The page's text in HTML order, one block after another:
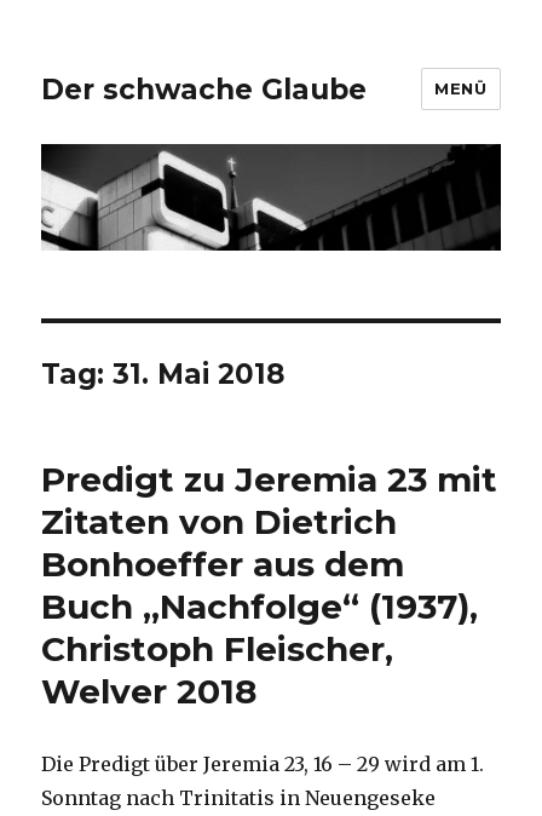
Der schwache Glaube MENÜ
Tag:31. Mai 2018
Predigt zu Jeremia 23 mit
Zitaten von Dietrich
Bonhoeffer aus dem
Buch „Nachfolge“ (1937),
Christoph Fleischer,
Welver 2018
Die Predigt über Jeremia 23, 16 – 29 wird am 1.
Sonntag nach Trinitatis in Neuengeseke